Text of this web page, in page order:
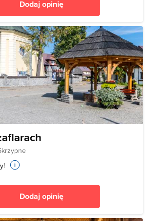
Dodaj opinię
Dodaj opinię